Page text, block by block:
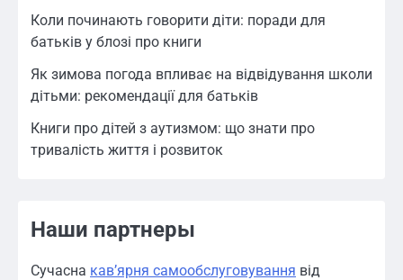
Коли починають говорити діти: поради для
батьків у блозі про книги
Як зимова погода впливає на відвідування школи
дітьми: рекомендації для батьків
Книги про дітей з аутизмом: що знати про
тривалість життя і розвиток
Наши партнеры
Сучасна кавʼярня самообслуговування від